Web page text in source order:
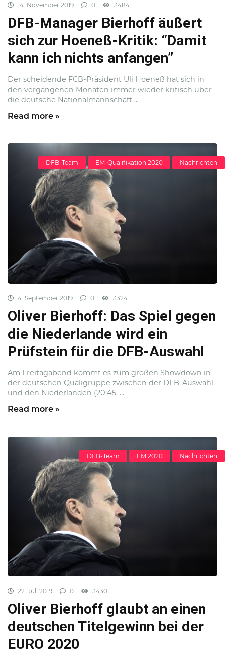
14. November 2019 0 3484
DFB-Manager Bierhoff äußert
sich zur Hoeneß-Kritik: “Damit
kann ich nichts anfangen”
Der scheidende FCB-Präsident Uli Hoeneß hat sich in
den vergangenen Monaten immer wieder kritisch über
die deutsche Nationalmannschaft ...
Read more »
DFB-Team EM-Qualifikation 2020 Nachrichten
4. September 2019 0 3324
Oliver Bierhoff: Das Spiel gegen
die Niederlande wird ein
Prüfstein für die DFB-Auswahl
Am Freitagabend kommt es zum großen Showdown in
der deutschen Qualigruppe zwischen der DFB-Auswahl
und den Niederlanden (20:45, ...
Read more »
DFB-Team EM 2020 Nachrichten
22. Juli 2019 0 3430
Oliver Bierhoff glaubt an einen
deutschen Titelgewinn bei der
EURO 2020